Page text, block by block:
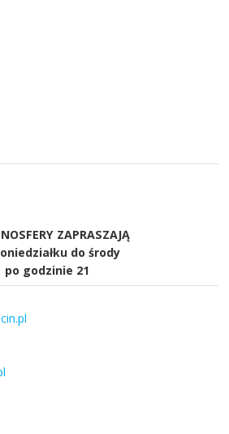
ZAPRASZAJĄ
do środy
po godzinie 21